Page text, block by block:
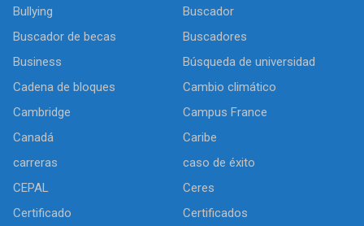
Bullying
Buscador
Buscador de becas
Buscadores
Business
Búsqueda de universidad
Cadena de bloques
Cambio climático
Cambridge
Campus France
Canadá
Caribe
carreras
caso de éxito
CEPAL
Ceres
Certificado
Certificados